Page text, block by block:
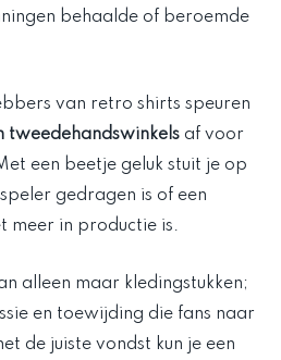
behaalde of beroemde
van retro shirts speuren
tweedehandswinkels af voor
een beetje geluk stuit je op
gedragen is of een
meer in productie is.
alleen maar kledingstukken;
en toewijding die fans naar
de juiste vondst kun je een